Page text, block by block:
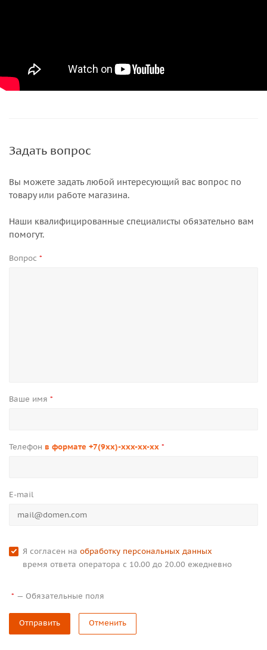
Задать вопрос
Вы можете задать любой интересующий вас вопрос по
товару или работе магазина.
Наши квалифицированные специалисты обязательно вам
помогут.
Вопрос *
Ваше имя *
Телефон в формате +7(9xx)-xxx-xx-xx *
E-mail
Я согласен на обработку персональных данных
время ответа оператора с 10.00 до 20.00 ежедневно
* — Обязательные поля
Отправить Отменить